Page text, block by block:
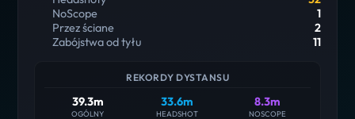
NoScope
1
Przez ściane
2
Zabójstwa od tyłu
11
REKORDY DYSTANSU
39.3m
OGÓLNY
33.6m
HEADSHOT
8.3m
NOSCOPE